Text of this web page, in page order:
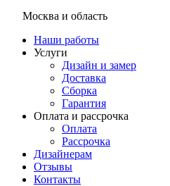
Москва и область
Наши работы
Услуги
Дизайн и замер
Доставка
Сборка
Гарантия
Оплата и рассрочка
Оплата
Рассрочка
Дизайнерам
Отзывы
Контакты